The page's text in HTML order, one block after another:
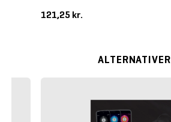
121,25 kr.
ALTERNATIVER